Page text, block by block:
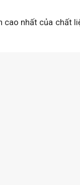
nhất của chất